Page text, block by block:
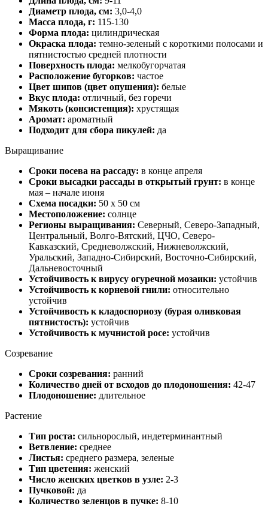
Диаметр плода, см: 3,0-4,0
Масса плода, г: 115-130
Форма плода: цилиндрическая
Окраска плода: темно-зеленый с короткими полосами и
пятнистостью средней плотности
Поверхность плода: мелкобугорчатая
Расположение бугорков: частое
Цвет шипов (цвет опушения): белые
Вкус плода: отличный, без горечи
Мякоть (консистенция): хрустящая
Аромат: ароматный
Подходит для сбора пикулей: да
Выращивание
Сроки посева на рассаду: в конце апреля
Сроки высадки рассады в открытый грунт: в конце
мая – начале июня
Схема посадки: 50 х 50 см
Местоположение: солнце
Регионы выращивания: Северный, Северо-Западный,
Центральный, Волго-Вятский, ЦЧО, Северо-
Кавказский, Средневолжский, Нижневолжский,
Уральский, Западно-Сибирский, Восточно-Сибирский,
Дальневосточный
Устойчивость к вирусу огуречной мозаики: устойчив
Устойчивость к корневой гнили: относительно
устойчив
Устойчивость к кладоспориозу (бурая оливковая
пятнистость): устойчив
Устойчивость к мучнистой росе: устойчив
Созревание
Сроки созревания: ранний
Количество дней от всходов до плодоношения: 42-47
Плодоношение: длительное
Растение
Тип роста: сильнорослый, индетерминантный
Ветвление: среднее
Листья: среднего размера, зеленые
Тип цветения: женский
Число женских цветков в узле: 2-3
Пучковой: да
Количество зеленцов в пучке: 8-10